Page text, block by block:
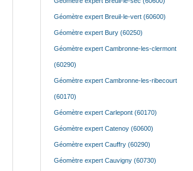
Géomètre expert Breuil-le-vert (60600)
Géomètre expert Bury (60250)
Géomètre expert Cambronne-les-clermont
(60290)
Géomètre expert Cambronne-les-ribecourt
(60170)
Géomètre expert Carlepont (60170)
Géomètre expert Catenoy (60600)
Géomètre expert Cauffry (60290)
Géomètre expert Cauvigny (60730)